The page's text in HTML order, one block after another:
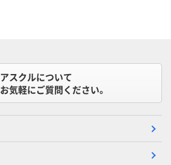
アスクルについて
お気軽にご質問ください。